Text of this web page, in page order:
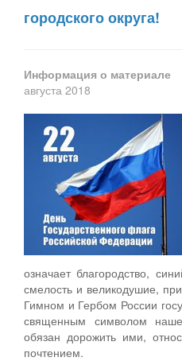
городского округа!
Информация о материале
августа 2018
означает благородство,
смелость и великодушие,
Гимном и Гербом России
священным символом
обязан дорожить ими,
почтением.